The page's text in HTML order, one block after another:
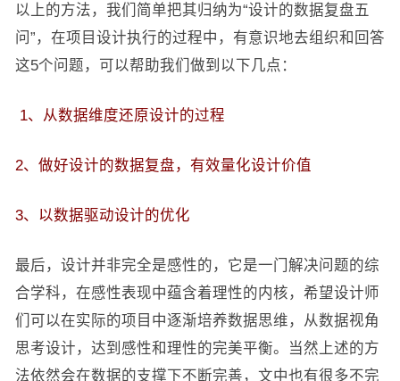
以上的方法，我们简单把其归纳为“设计的数据复盘五
问”，在项目设计执行的过程中，有意识地去组织和回答
这5个问题，可以帮助我们做到以下几点：
1、从数据维度还原设计的过程
2、做好设计的数据复盘，有效量化设计价值
3、以数据驱动设计的优化
最后，设计并非完全是感性的，它是一门解决问题的综
合学科，在感性表现中蕴含着理性的内核，希望设计师
们可以在实际的项目中逐渐培养数据思维，从数据视角
思考设计，达到感性和理性的完美平衡。当然上述的方
法依然会在数据的支撑下不断完善，文中也有很多不完